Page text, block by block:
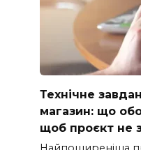
Технічне
магазин: що
щоб проєкт не